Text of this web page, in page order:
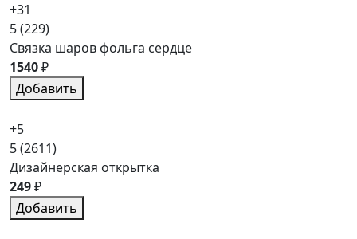
+31
5(229)
Связка шаров фольга сердце
1540₽
Добавить
+5
5(2611)
Дизайнерская открытка
249₽
Добавить